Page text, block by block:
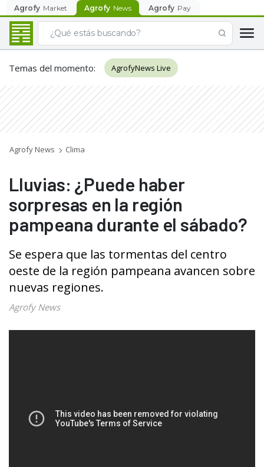
Agrofy Market Agrofy News Agrofy Pay
Temas del momento: AgrofyNews Live
Agrofy News Clima
Lluvias: ¿Puede haber
sorpresas en la región
pampeana durante el sábado?
Se espera que las tormentas del centro
oeste de la región pampeana avancen sobre
nuevas regiones.
Agrofy News